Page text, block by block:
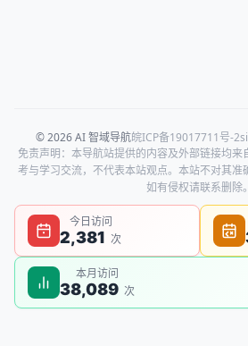
© 2026 AI 智域导航皖ICP备19017711号-2
免责声明：本导航站提供的内容及外部链接均
考与学习交流，不代表本站观点。本站不对其准
如有侵权请联系删除。
今日访问
2,381 次
本月访问
38,089 次